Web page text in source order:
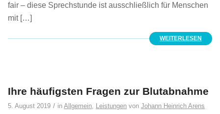
fair – diese Sprechstunde ist ausschließlich für Menschen
mit […]
WEITERLESEN
Ihre häufigsten Fragen zur Blutabnahme
5. August 2019 / in Allgemein Leistungen von Johann Heinrich Arens